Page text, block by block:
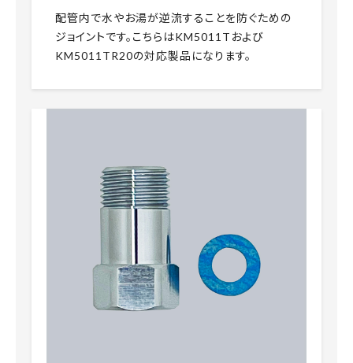
配管内で水やお湯が逆流することを防ぐための
ジョイントです。こちらはKM5011Tおよび
KM5011TR20の対応製品になります。